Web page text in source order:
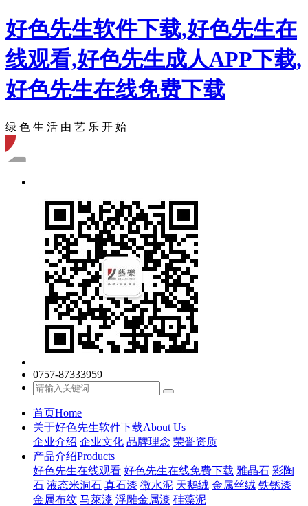
好色先生软件下载,好色先生在
线观看,好色先生成人APP下载,
好色先生在线免费下载
绿 色 生 活 由 艺 乐 开 始
0757-87333959
首页Home
关于好色先生软件下载About Us
企业介绍 企业文化 品牌理念 荣誉资质
产品介绍Products
好色先生在线观看 好色先生在线免费下载 雅晶石 彩陶
石 液态米洞石 真石漆 微水泥 天鹅绒 金属丝绒 铁锈漆
金属布纹 马萊漆 浮雕金属漆 硅藻泥